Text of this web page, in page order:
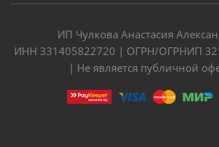
ИП Чулкова Анастасия
ИНН 331405822720 | ОГРН/ОГРНИП
| Не является публичной